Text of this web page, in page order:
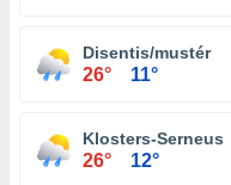
Disentis/mustér
26° 11°
Klosters-Serneus
26° 12°